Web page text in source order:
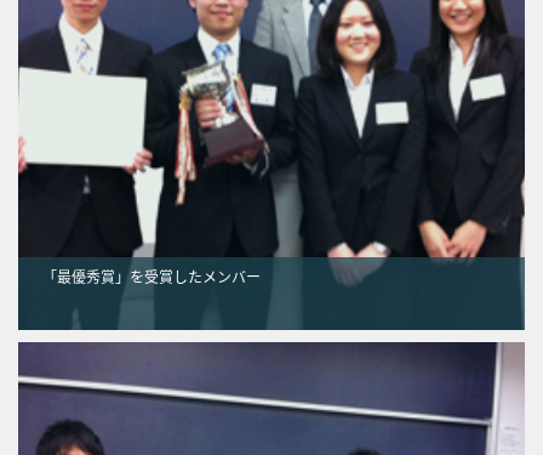
「最優秀賞」を受賞したメンバー